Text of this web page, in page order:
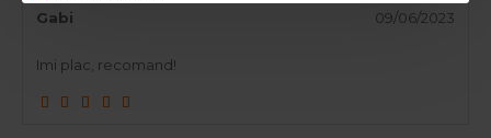
Gabi 09/06/2023
Imi plac, recomand!